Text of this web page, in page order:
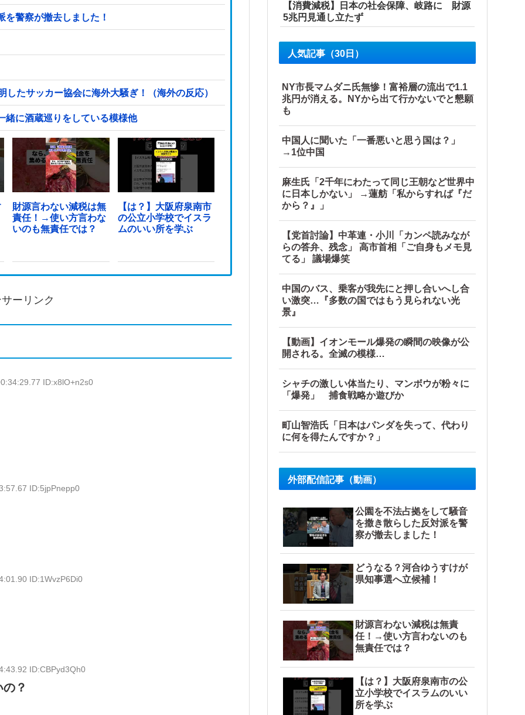
警察が撤去しました！
たサッカー協会に海外大騒ぎ！（海外の反応）
緒に酒蔵巡りをしている模様他
財源言わない減税は無
責任！→使い方言わな
いのも無責任では？
【は？】大阪府泉南市
の公立小学校でイスラ
ムのいい所を学ぶ
ーリンク
ID:x8lO+n2s0
ID:5jpPnepp0
ID:1WvzP6Di0
ID:CBPyd3Qh0
？
【消費減税】日本の社会保障、岐路に 財源
5兆円見通し立たず
人気記事（30日）
NY市長マムダニ氏無惨！富裕層の流出で1.1
兆円が消える。NYから出て行かないでと懇願
も
中国人に聞いた「一番悪いと思う国は？」
→1位中国
麻生氏「2千年にわたって同じ王朝など世界中
に日本しかない」 →蓮舫「私からすれば『だ
から？』」
【党首討論】中革連・小川「カンペ読みなが
らの答弁、残念」 高市首相「ご自身もメモ見
てる」 議場爆笑
中国のバス、乗客が我先にと押し合いへし合
い激突…『多数の国ではもう見られない光
景』
【動画】イオンモール爆発の瞬間の映像が公
開される。全滅の模様…
シャチの激しい体当たり、マンボウが粉々に
「爆発」 捕食戦略か遊びか
町山智浩氏「日本はパンダを失って、代わり
に何を得たんですか？」
外部配信記事（動画）
公園を不法占拠をして騒音
を撒き散らした反対派を警
察が撤去しました！
どうなる？河合ゆうすけが
県知事選へ立候補！
財源言わない減税は無責
任！→使い方言わないのも
無責任では？
【は？】大阪府泉南市の公
立小学校でイスラムのいい
所を学ぶ